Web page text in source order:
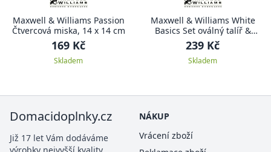
Maxwell & Williams Passion
Čtvercová miska, 14 x 14 cm
169 Kč
Skladem
Maxwell & Williams White
Basics Set oválný talíř &
mazací nůž
239 Kč
Skladem
Domacidoplnky.cz
Již 17 let Vám dodáváme
výrobky nejvyšší kvality
NÁKUP
Vrácení zboží